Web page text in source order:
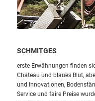
SCHMITGES
erste Erwähnungen finden
Chateau und blaues Blut,
und Innovationen,
Service und faire Preise